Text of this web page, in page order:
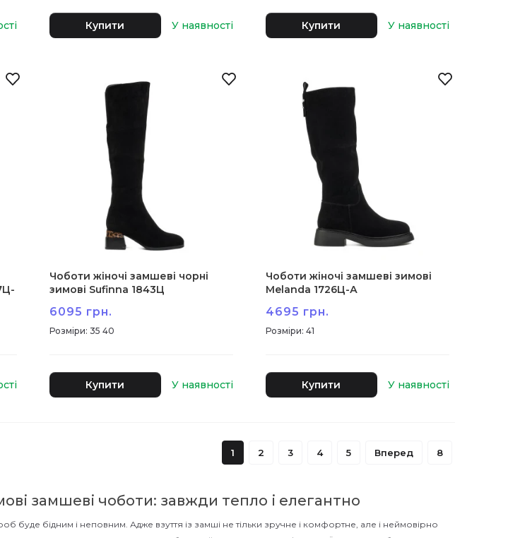
Купити Купити
Чоботи жіночі замшеві чорні
зимові Sufinna 1843Ц
6095 грн.
: 35 40
Купити
Чоботи жіночі замшеві зимові
Melanda 1726Ц-А
4695 грн.
: 41
Купити
1 2 3 4 5 Вперед 8
замшеві чоботи: завжди тепло і елегантно
буде бідним і неповним. Адже взуття із замші не тільки зручне і комфортне, але і неймовірно